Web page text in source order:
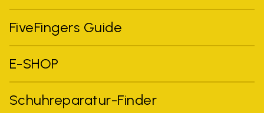
FiveFingers Guide
E-SHOP
Schuhreparatur-Finder